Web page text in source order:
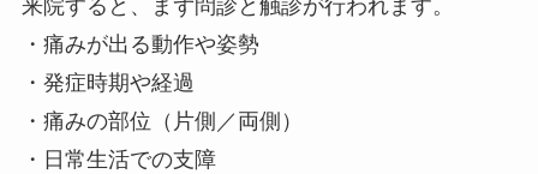
来院すると、まず問診と触診が行われます。
・痛みが出る動作や姿勢
・発症時期や経過
・痛みの部位（片側／両側）
・日常生活での支障